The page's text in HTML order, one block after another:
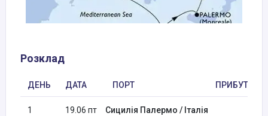
Розклад
ДЕНЬ ДАТА ПОРТ ПРИБУТТЯ
1 19.06 пт Сицилія Палермо / Італія